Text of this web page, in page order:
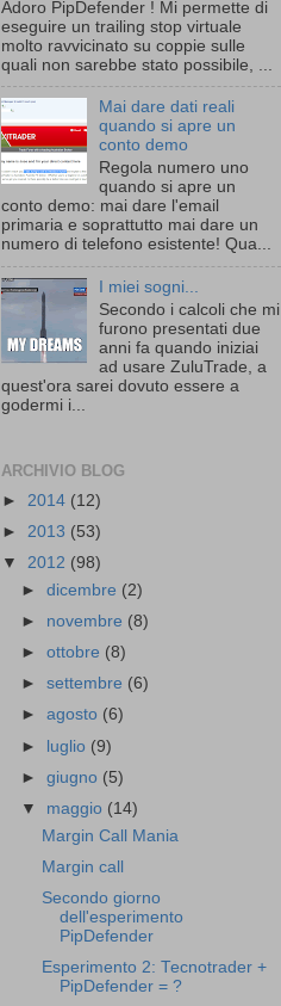
Adoro PipDefender ! Mi permette di
eseguire un trailing stop virtuale
molto ravvicinato su coppie sulle
quali non sarebbe stato possibile, ...
Mai dare dati reali
quando si apre un
conto demo
Regola numero uno
quando si apre un
conto demo: mai dare l'email
primaria e soprattutto mai dare un
numero di telefono esistente! Qua...
I miei sogni...
Secondo i calcoli che mi
furono presentati due
anni fa quando iniziai
ad usare ZuluTrade, a
quest'ora sarei dovuto essere a
godermi i...
ARCHIVIO BLOG
► 2014 (12)
► 2013 (53)
▼ 2012 (98)
►dicembre (2)
► novembre (8)
►ottobre (8)
►settembre (6)
►agosto (6)
► luglio (9)
►giugno (5)
▼ maggio (14)
Margin Call Mania
Margin call
Secondo giorno
dell'esperimento
PipDefender
Esperimento 2: Tecnotrader +
PipDefender = ?